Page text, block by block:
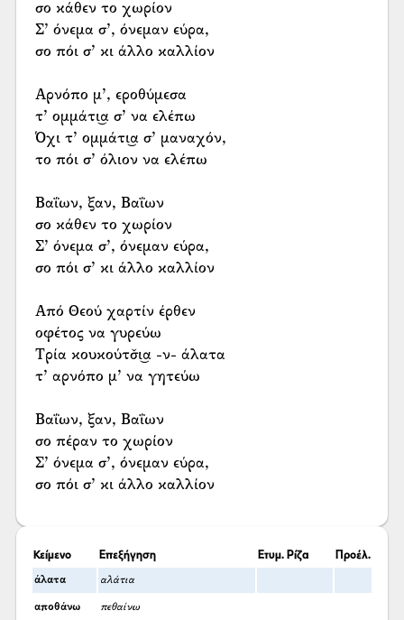
σο κάθεν το χωρίον
Σ’ όνεμα σ’, όνεμαν εύρα,
σο πόι σ’ κι άλλο καλλίον
Αρνόπο μ’, εροθύμεσα
τ’ ομμάτι͜α σ’ να ελέπω
Όχι τ’ ομμάτι͜α σ’ μαναχόν,
το πόι σ’ όλιον να ελέπω
Βαΐων, ξαν, Βαΐων
σο κάθεν το χωρίον
Σ’ όνεμα σ’, όνεμαν εύρα,
σο πόι σ’ κι άλλο καλλίον
Από Θεού χαρτίν έρθεν
οφέτος να γυρεύω
Τρία κουκούτσ̌ι͜α -ν- άλατα
τ’ αρνόπο μ’ να γητεύω
Βαΐων, ξαν, Βαΐων
σο πέραν το χωρίον
Σ’ όνεμα σ’, όνεμαν εύρα,
σο πόι σ’ κι άλλο καλλίον
Κείμενο Επεξήγηση Ετυμ. Ρίζα Προέλ.
άλατα αλάτια
αποθάνω πεθαίνω